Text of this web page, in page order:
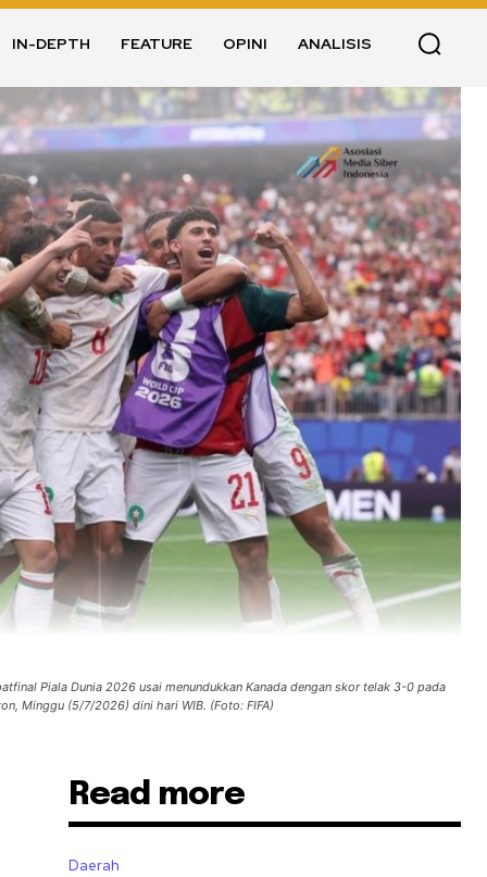
IN-DEPTH FEATURE OPINI ANALISIS
Piala Dunia 2026 usai menundukkan Kanada dengan skor telak 3-0 pada
Minggu (5/7/2026) dini hari WIB. (Foto: FIFA)
Read more
Daerah